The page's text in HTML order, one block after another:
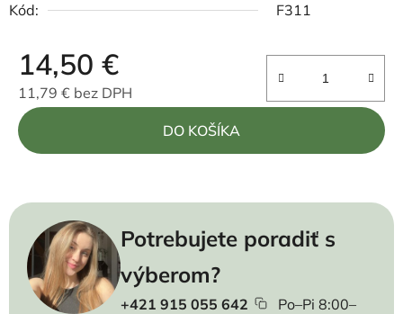
Kód:
F311
14,50 €
11,79 € bez DPH
Jednotková cena:
DO KOŠÍKA
Potrebujete poradiť s
výberom?
+421 915 055 642
Po–Pi 8:00–